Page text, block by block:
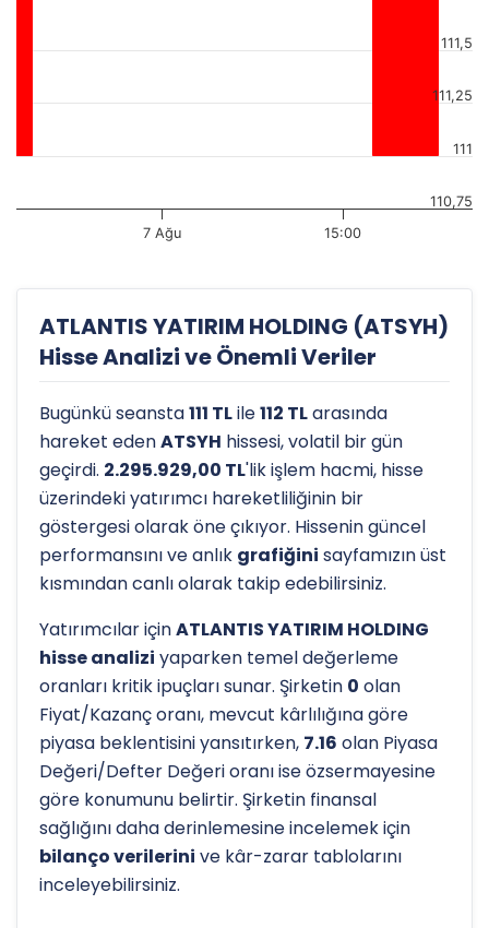
7 Ağu 15:00
110,75
111
111,25
111,5
ATLANTIS YATIRIM HOLDING (ATSYH)
Hisse Analizi ve Önemli Veriler
Bugünkü seansta111 TLile112 TLarasında
hareket edenATSYH hissesi, volatil bir gün
geçirdi. 2.295.929,00 TL'lik işlem hacmi, hisse
üzerindeki yatırımcı hareketliliğinin bir
göstergesi olarak öne çıkıyor. Hissenin güncel
performansını ve anlık grafiğini sayfamızın üst
kısmından canlı olarak takip edebilirsiniz.
Yatırımcılar içinATLANTIS YATIRIM HOLDING
hisse analizi yaparken temel değerleme
oranları kritik ipuçları sunar. Şirketin 0 olan
Fiyat/Kazanç oranı, mevcut kârlılığına göre
piyasa beklentisini yansıtırken, 7.16 olan Piyasa
Değeri/Defter Değeri oranı ise özsermayesine
göre konumunu belirtir. Şirketin finansal
sağlığını daha derinlemesine incelemek için
bilanço verilerini ve kâr-zarar tablolarını
inceleyebilirsiniz.